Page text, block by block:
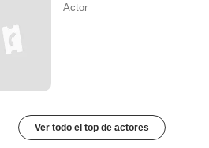
Actor
Ver todo el top de actores